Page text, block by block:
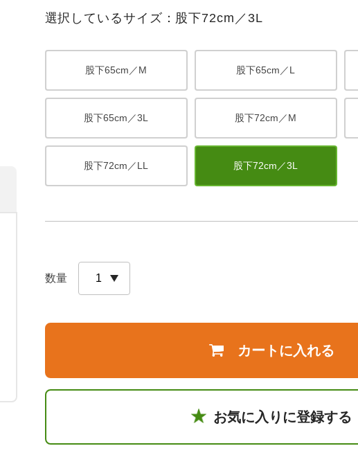
選択しているサイズ：股下72cm／3L
股下65cm／M 股下65cm／L
股下65cm／3L 股下72cm／M
股下72cm／LL 股下72cm／3L
数量
カートに入れる
お気に入りに登録する